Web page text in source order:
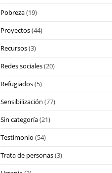
Pobreza(19)
Proyectos(44)
Recursos(3)
Redes sociales(20)
Refugiados(5)
Sensibilización (77)
Sin categoría(21)
Testimonio (54)
Trata de personas(3)